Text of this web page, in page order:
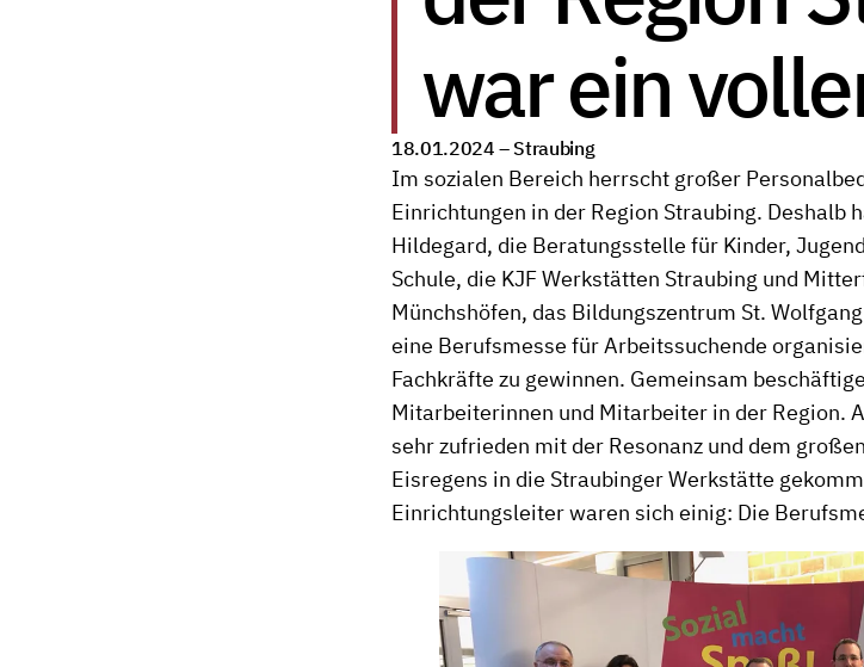
war ein
18.01.2024 –Straubing
Im sozialen Bereich herrscht großer
Einrichtungen in der Region Straubing. Deshalb
Hildegard, die Beratungsstelle für Kinder,
Schule, die KJF Werkstätten Straubing und
Münchshöfen, das Bildungszentrum St.
eine Berufsmesse für Arbeitssuchende
Fachkräfte zu gewinnen. Gemeinsam
Mitarbeiterinnen und Mitarbeiter in der Region.
sehr zufrieden mit der Resonanz und dem
Eisregens in die Straubinger Werkstätte
Einrichtungsleiter waren sich einig: Die